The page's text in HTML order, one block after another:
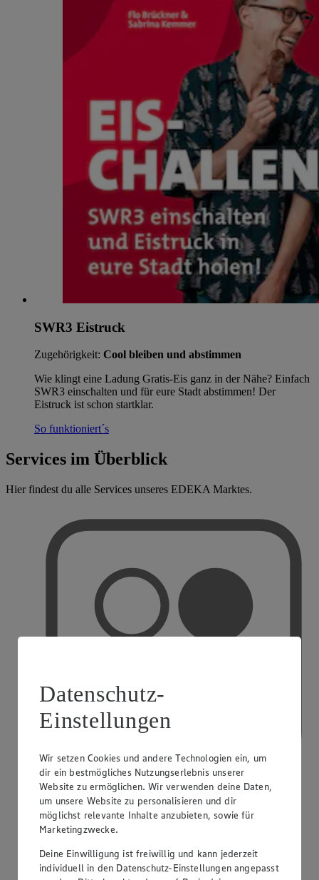
SWR3 Eistruck
Zugehörigkeit: Cool bleiben und abstimmen
Wie klingt eine Ladung Gratis-Eis ganz in der Nähe? Einfach
SWR3 einschalten und für eure Stadt abstimmen! Der
Eistruck ist schon startklar.
So funktioniert´s
Services im Überblick
Hier findest du alle Services unseres EDEKA Marktes.
PAYBACK
Datenschutz-
Einstellungen
Wir setzen Cookies und andere Technologien ein, um
dir ein bestmögliches Nutzungserlebnis unserer
Website zu ermöglichen. Wir verwenden deine Daten,
um unsere Website zu personalisieren und dir
möglichst relevante Inhalte anzubieten, sowie für
Marketingzwecke.
Deine Einwilligung ist freiwillig und kann jederzeit
individuell in den Datenschutz-Einstellungen angepasst